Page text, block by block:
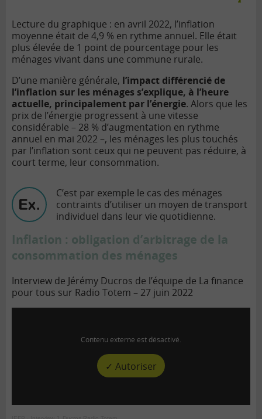
Lecture du graphique : en avril 2022, l’inflation
moyenne était de 4,9 % en rythme annuel. Elle était
plus élevée de 1 point de pourcentage pour les
ménages vivant dans une commune rurale.
D’une manière générale, l’impact différencié de
l’inflation sur les ménages s’explique, à l’heure
actuelle, principalement par l’énergie. Alors que les
prix de l’énergie progressent à une vitesse
considérable – 28 % d’augmentation en rythme
annuel en mai 2022 –, les ménages les plus touchés
par l’inflation sont ceux qui ne peuvent pas réduire, à
court terme, leur consommation.
C’est par exemple le cas des ménages
contraints d’utiliser un moyen de transport
individuel dans leur vie quotidienne.
Inflation : obligation d’arbitrage de la
consommation des ménages
Interview de Jérémy Ducros de l’équipe de La finance
pour tous sur Radio Totem – 27 juin 2022
Contenu externe est désactivé.
✓ Autoriser